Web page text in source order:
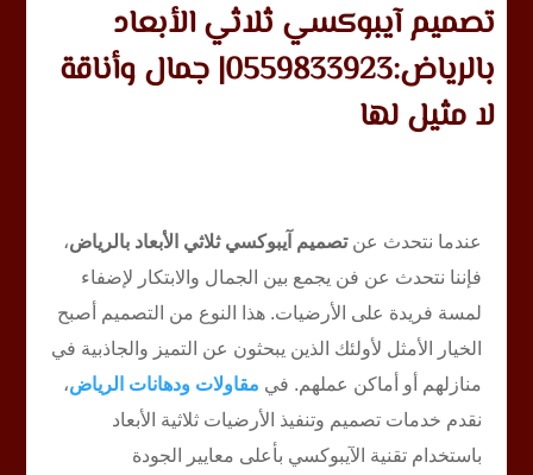
تصميم آيبوكسي ثلاثي الأبعاد
بالرياض:0559833923| جمال وأناقة
لا مثيل لها
عندما نتحدث عنتصميم آيبوكسي ثلاثي الأبعاد بالرياض،
فإننا نتحدث عن فن يجمع بين الجمال والابتكار لإضفاء
لمسة فريدة على الأرضيات. هذا النوع من التصميم أصبح
الخيار الأمثل لأولئك الذين يبحثون عن التميز والجاذبية في
منازلهم أو أماكن عملهم. في مقاولات ودهانات الرياض،
نقدم خدمات تصميم وتنفيذ الأرضيات ثلاثية الأبعاد
باستخدام تقنية الآيبوكسي بأعلى معايير الجودة